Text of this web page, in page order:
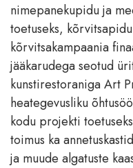
nimepanekupidu ja
toetuseks,
kõrvitsakampaania
jääkarudega seotud
kunstirestoraniga Art
heategevusliku
kodu projekti
toimus ka
ja muude algatuste